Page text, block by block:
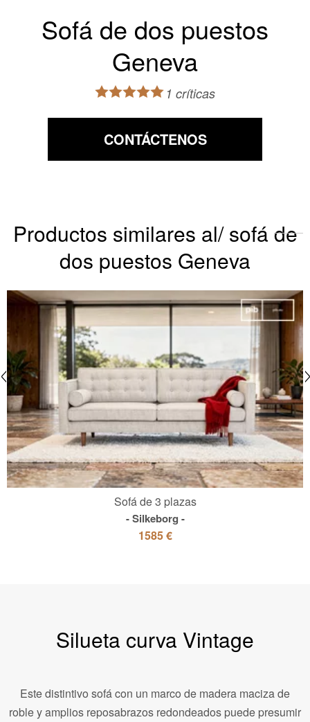
Sofá de dos puestos
Geneva
1 críticas
CONTÁCTENOS
Productos similares al/ sofá de
dos puestos Geneva
Sofá de 3 plazas
Silkeborg
1585 €
Silueta curva Vintage
Este distintivo sofá con un marco de madera maciza de
roble y amplios reposabrazos redondeados puede presumir